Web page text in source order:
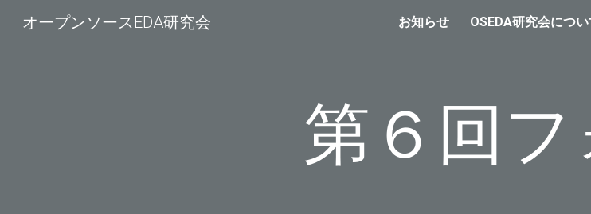
Skip to main content
オープンソースEDA研究会 お知らせ OSEDA研究会につい
第６回